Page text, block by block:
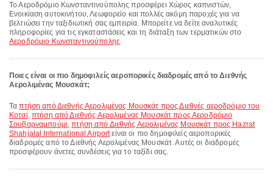
Το Αεροδρόμιο Κωνσταντινούπολης προσφέρει Χώρος καπνιστών,
Ενοικίαση αυτοκινήτου, Λεωφορείο και πολλές ακόμη παροχές για να
βελτιώσει την ταξιδιωτική σας εμπειρία. Μπορείτε να δείτε αναλυτικές
πληροφορίες για τις εγκαταστάσεις και τη διάταξη των τερματικών στο
Αεροδρόμιο Κωνσταντινούπολης.
Ποιες είναι οι πιο δημοφιλείς αεροπορικές διαδρομές από το Διεθνής
Αερολιμένας Μουσκάτ;
Ταπτήση από Διεθνής Αερολιμένας Μουσκάτ προς Διεθνές αεροδρόμιο του
Κοτσί, πτήση από Διεθνής Αερολιμένας Μουσκάτ προς Αεροδρόμιο
Σουβαρναμπούμι,πτήση από Διεθνής Αερολιμένας Μουσκάτ προς Hazrat
Shahjalal International Airportείναι οι πιο δημοφιλείς αεροπορικές
διαδρομές από το Διεθνής Αερολιμένας Μουσκάτ. Αυτές οι διαδρομές
προσφέρουν άνετες συνδέσεις για το ταξίδι σας.